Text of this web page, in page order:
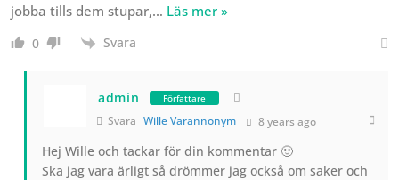
jobba tills dem stupar,… Läs mer »
0 Svara
admin Författare
Svara Wille Varannonym 8 years ago
Hej Wille och tackar för din kommentar 🙂
Ska jag vara ärligt så drömmer jag också om saker och